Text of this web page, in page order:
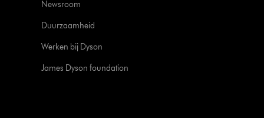
Newsroom
Duurzaamheid
Werken bij Dyson
James Dyson foundation